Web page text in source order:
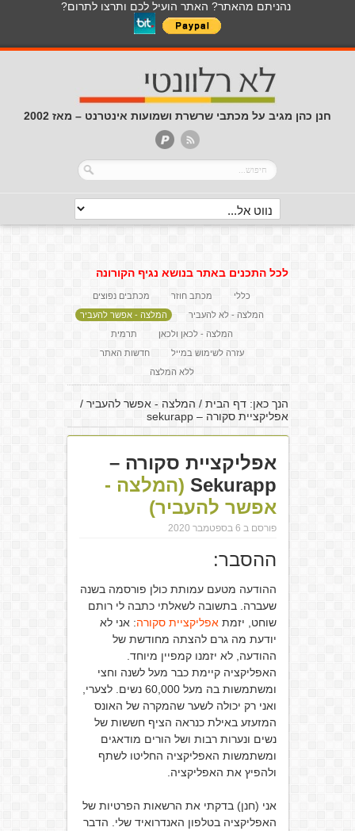
נהניתם מהאתר? האתר הועיל לכם ותרצו לתרום?
חנן כהן מגיב על מכתבי שרשרת ושמועות אינטרנט – מאז 2002
לכל התכנים באתר בנושא נגיף הקורונה
כללי מכתב חוזר
מכתבים נפוצים
המלצה - לא להעביר
המלצה - אפשר להעביר
המלצה - לכאן ולכאן
תרמית
עזרה לשימוש במייל
חדשות האתר
ללא המלצה
הנך כאן:דף הבית / המלצה - אפשר להעביר /
אפליקציית סקורה – sekurapp
אפליקציית סקורה –
Sekurapp (המלצה -
אפשר להעביר)
פורסם ב 6 בספטמבר 2020
ההסבר:
ההודעה מטעם עמותת כולן פורסמה בשנה
שעברה. בתשובה לשאלתי כתבה לי רותם
שוחט, יזמתאפליקציית סקורה: אני לא
יודעת מה גרם להצתה מחודשת של
ההודעה, לא יזמנו קמפיין מיוחד.
האפליקציה קיימת כבר מעל לשנה וחצי
ומשתמשות בה מעל 60,000 נשים. לצערי,
ואני רק יכולה לשער שהמקרה של האונס
המזעזע באילת כנראה הציף חששות של
נשים ונערות רבות ושל הורים מודאגים
ומשתמשות האפליקציה החליטו לשתף
ולהפיץ את האפליקציה.
אני (חנן) בדקתי את הרשאות הפרטיות של
האפליקציה בטלפון האנדרואיד שלי. הדבר